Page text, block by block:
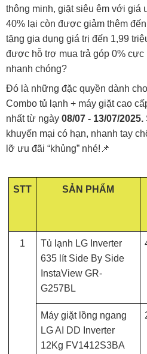
thông minh, giặt siêu êm với giá
40% lại còn được giảm thêm
tặng gia dụng giá trị đến 1,99
được hỗ trợ mua trả góp 0% cực
nhanh chóng?
Đó là những đặc quyền dành
Combo tủ lạnh + máy giặt cao
nhất từ ngày 08/07 - 13/07/2025.
khuyến mại có hạn, nhanh tay
lỡ ưu đãi “khủng” nhé!📌
STT SẢN PHẨM
1
Tủ lạnh LG Inverter
635 lít Side By Side
InstaView GR-
G257BL
Máy giặt lồng ngang
LG AI DD Inverter
12Kg FV1412S3BA